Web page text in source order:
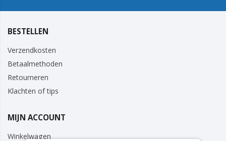
BESTELLEN
Verzendkosten
Betaalmethoden
Retourneren
Klachten of tips
MIJN ACCOUNT
Winkelwagen